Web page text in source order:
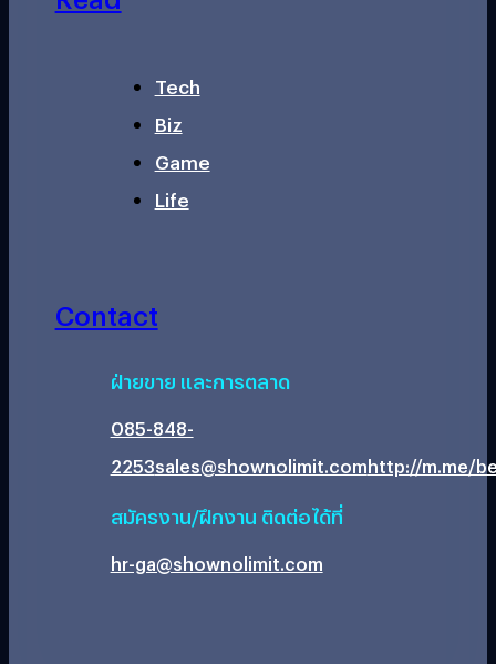
Tech
Biz
Game
Life
Contact
ฝ่ายขาย และการตลาด
085-848-
2253sales@shownolimit.comhttp://m.me/
สมัครงาน/ฝึกงาน ติดต่อได้ที่
hr-ga@shownolimit.com